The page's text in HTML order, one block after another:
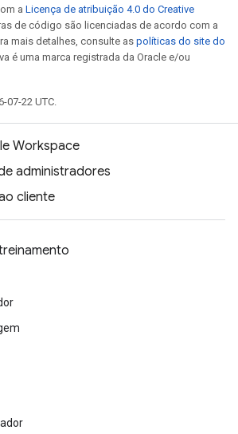
a Licença de atribuição 4.0 do Creative
de código são licenciadas de acordo com a
mais detalhes, consulte as políticas do site do
é uma marca registrada da Oracle e/ou
07-22 UTC.
Workspace
administradores
cliente